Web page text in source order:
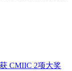
CMIIC 2项大奖